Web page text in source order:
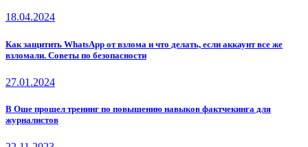
18.04.2024
Как защитить WhatsApp от взлома и что делать, если аккаунт все же
взломали. Советы по безопасности
27.01.2024
В Оше прошел тренинг по повышению навыков фактчекинга для
журналистов